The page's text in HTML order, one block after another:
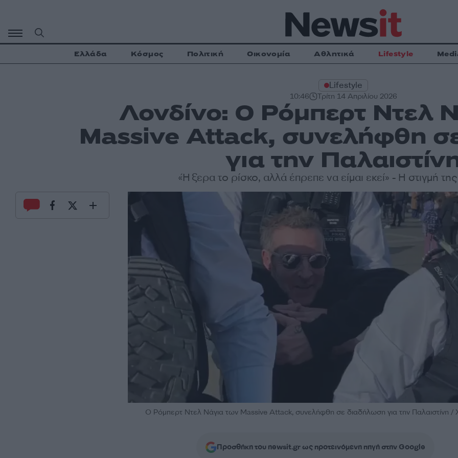
περιεχόμενο
Ελλάδα Κόσμος Πολιτική Οικονομία Αθλητικά Lifestyle
Lifestyle
10:46 Τρίτη 14 Απριλίου 2026
Λονδίνο: Ο Ρόμπερτ Ντελ
Massive Attack, συνελήφθη
για την
«Ήξερα το ρίσκο, αλλά έπρεπε να είμαι εκεί» - Η στιγμή
Ο Ρόμπερτ Ντελ Νάγια των Massive Attack, συνελήφθη σε διαδήλωση για την Παλαιστίνη /
Προσθήκη του newsit.gr ως προτεινόμενη πηγή στην Google